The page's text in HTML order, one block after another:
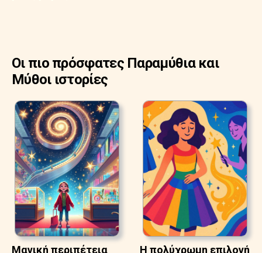
Οι πιο πρόσφατες Παραμύθια και
Μύθοι ιστορίες
Μαγική περιπέτεια Η πολύχρωμη επιλογή